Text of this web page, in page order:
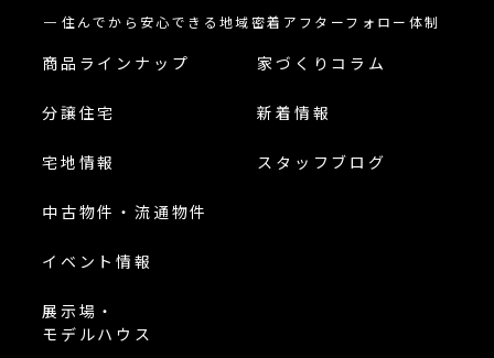
住んでから安心できる地域密着アフターフォロー体制
商品ラインナップ
分譲住宅
宅地情報
中古物件・流通物件
イベント情報
展示場・
モデルハウス
家づくりコラム
新着情報
スタッフブログ